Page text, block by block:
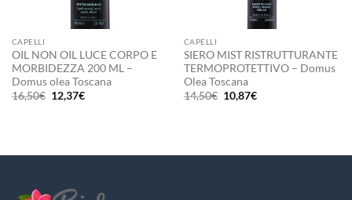
CAPELLI
OIL NON OIL LUCE CORPO E
MORBIDEZZA 200 ML –
Domus olea Toscana
16,50€ Il
prezzo
12,37€Il
CAPELLI
SIERO MIST RISTRUTTURANTE
TERMOPROTETTIVO – Domus
Olea Toscana
14,50€ Il
prezzo
10,87€Il